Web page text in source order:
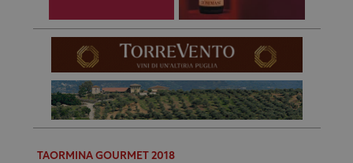
TAORMINA GOURMET 2018